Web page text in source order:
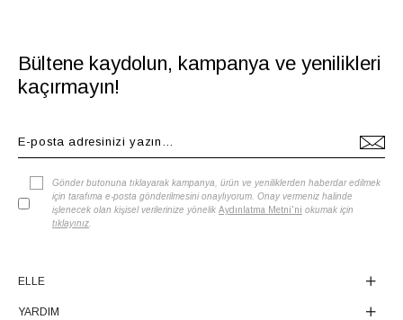
Bültene kaydolun, kampanya ve yenilikleri
kaçırmayın!
Gönder butonuna tıklayarak kampanya, ürün ve yeniliklerden haberdar edilmek
için tarafıma e-posta gönderilmesini onaylıyorum. Onay vermeniz halinde
işlenecek olan kişisel verilerinize yönelik Aydınlatma Metni'ni okumak için
tıklayınız
ELLE
YARDIM